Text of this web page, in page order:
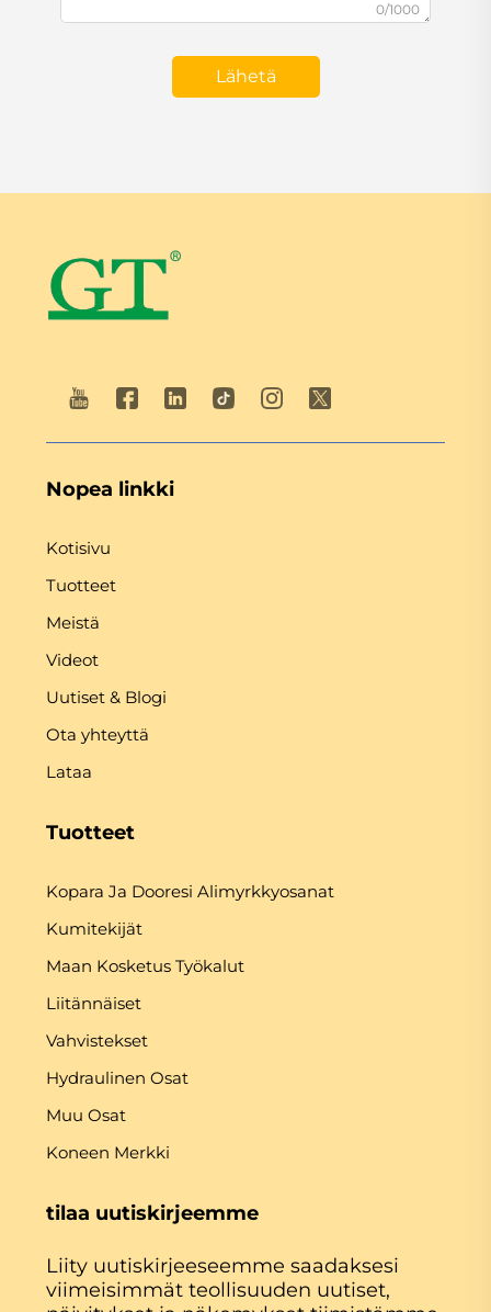
0/1000
Lähetä
Nopea linkki
Kotisivu
Tuotteet
Meistä
Videot
Uutiset & Blogi
Ota yhteyttä
Lataa
Tuotteet
Kopara Ja Dooresi Alimyrkkyosanat
Kumitekijät
Maan Kosketus Työkalut
Liitännäiset
Vahvistekset
Hydraulinen Osat
Muu Osat
Koneen Merkki
tilaa uutiskirjeemme
Liity uutiskirjeeseemme saadaksesi
viimeisimmät teollisuuden uutiset,